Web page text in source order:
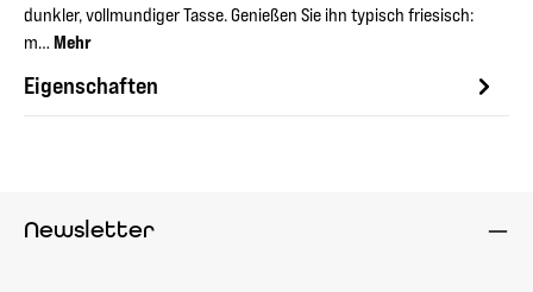
dunkler, vollmundiger Tasse. Genießen Sie ihn typisch friesisch:
m… Mehr
Eigenschaften
Newsletter